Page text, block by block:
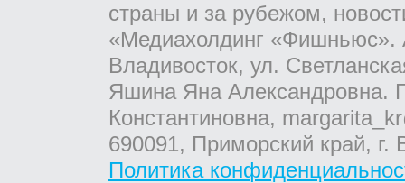
страны и за рубежом,
«Медиахолдинг «Фишньюс».
Владивосток, ул.
Яшина Яна Александровна.
Константиновна,
690091, Приморский край,
Политика